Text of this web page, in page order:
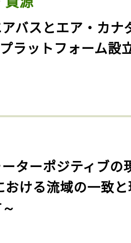
アバスとエア・カナ
ラットフォーム設
ーターポジティブの
おける流域の一致